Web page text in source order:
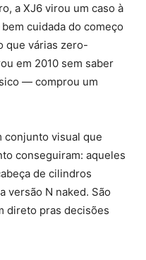
a XJ6 virou um caso à
cuidada do começo
que várias zero-
em 2010 sem saber
— comprou um
conjunto visual que
conseguiram: aqueles
de cilindros
versão N naked. São
direto pras decisões